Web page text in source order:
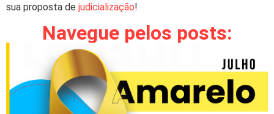
sua proposta de judicialização!
Navegue pelos posts: